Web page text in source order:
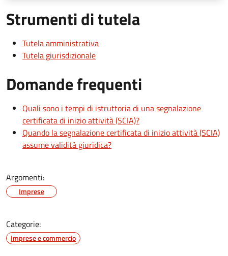
Strumenti di tutela
Tutela amministrativa
Tutela giurisdizionale
Domande frequenti
Quali sono i tempi di istruttoria di una segnalazione
certificata di inizio attività (SCIA)?
Quando la segnalazione certificata di inizio attività (SCIA)
assume validità giuridica?
Argomenti:
Imprese
Categorie:
Imprese e commercio